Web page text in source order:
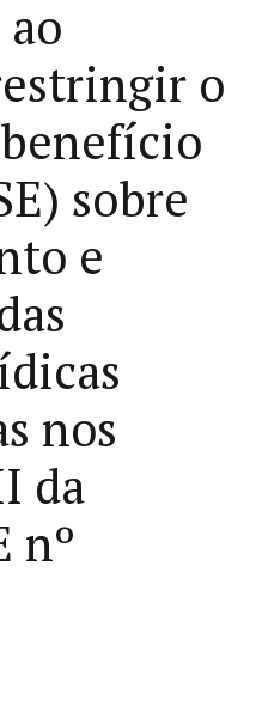
o
sobre
e
nos
da
nº